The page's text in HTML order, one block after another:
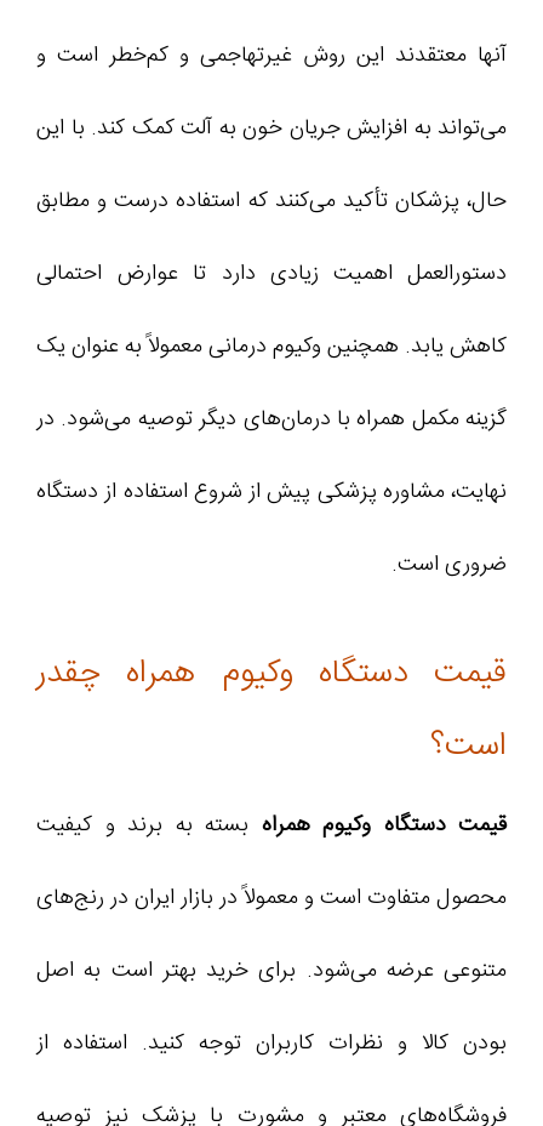
آنها معتقدند این روش غیرتهاجمی و کم‌خطر است و
می‌تواند به افزایش جریان خون به آلت کمک کند. با این
حال، پزشکان تأکید می‌کنند که استفاده درست و مطابق
دستورالعمل اهمیت زیادی دارد تا عوارض احتمالی
کاهش یابد. همچنین وکیوم درمانی معمولاً به عنوان یک
گزینه مکمل همراه با درمان‌های دیگر توصیه می‌شود. در
نهایت، مشاوره پزشکی پیش از شروع استفاده از دستگاه
ضروری است.
قیمت دستگاه وکیوم همراه چقدر
است؟
قیمت دستگاه وکیوم همراه بسته به برند و کیفیت
محصول متفاوت است و معمولاً در بازار ایران در رنج‌های
متنوعی عرضه می‌شود. برای خرید بهتر است به اصل
بودن کالا و نظرات کاربران توجه کنید. استفاده از
فروشگاه‌های معتبر و مشورت با پزشک نیز توصیه